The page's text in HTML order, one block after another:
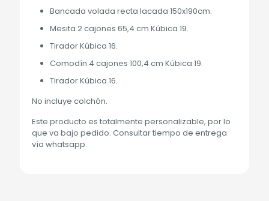
Bancada volada recta lacada 150x190cm.
Mesita 2 cajones 65,4 cm Kúbica 19.
Tirador Kúbica 16.
Comodín 4 cajones 100,4 cm Kúbica 19.
Tirador Kúbica 16.
No incluye colchón.
Este producto es totalmente personalizable, por lo
que va bajo pedido. Consultar tiempo de entrega
vía whatsapp.